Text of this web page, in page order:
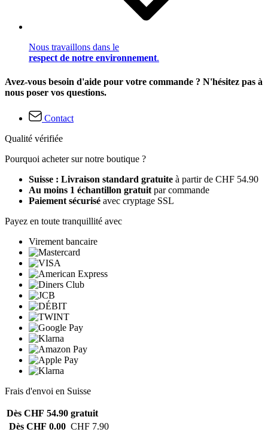
Nous travaillons dans le
respect de notre environnement.
Avez-vous besoin d'aide pour votre commande ? N'hésitez pas à
nous poser vos questions.
Contact
Qualité vérifiée
Pourquoi acheter sur notre boutique ?
Suisse : Livraison standard gratuite à partir de CHF 54.90
Au moins 1 échantillon gratuit par commande
Paiement sécurisé avec cryptage SSL
Payez en toute tranquillité avec
Virement bancaire
Frais d'envoi en Suisse
Dès CHF 54.90 gratuit
Dès CHF 0.00 CHF 7.90